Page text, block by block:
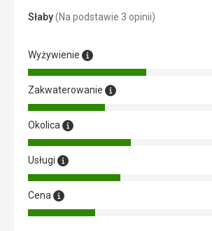
Słaby(Na podstawie 3 opinii)
Wyżywienie
Zakwaterowanie
Okolica
Usługi
Cena